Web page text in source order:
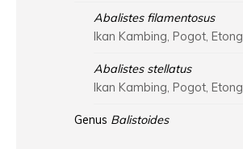
Abalistes filamentosus
Ikan Kambing, Pogot, Etong
Abalistes stellatus
Ikan Kambing, Pogot, Etong
Genus Balistoides